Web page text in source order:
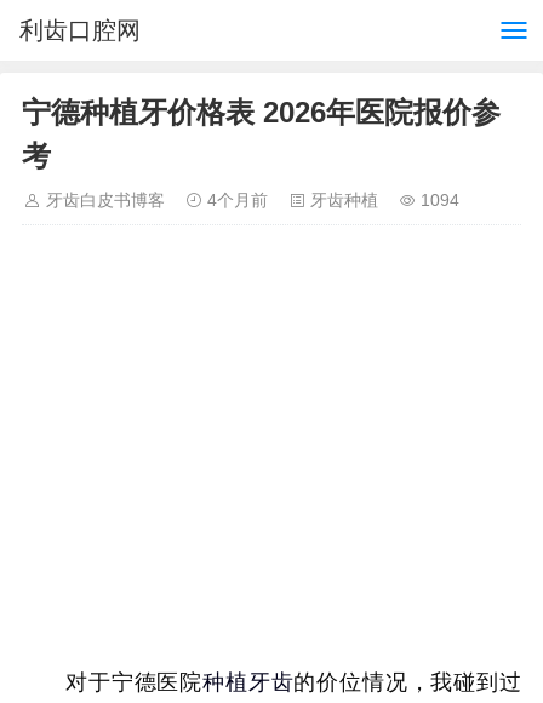
利齿口腔网
宁德种植牙价格表 2026年医院报价参
考
牙齿白皮书博客 4个月前 牙齿种植 1094
对于宁德医院种植牙齿的价位情况，我碰到过